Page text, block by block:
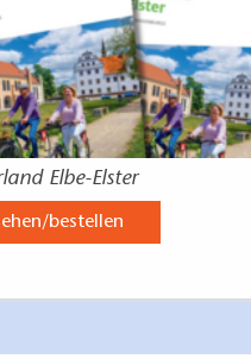
Elbe-Elster
bestellen